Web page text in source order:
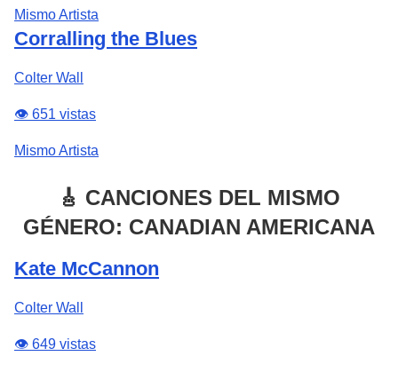
Mismo Artista
Corralling the Blues
Colter Wall
👁️ 651 vistas
Mismo Artista
🎸 CANCIONES DEL MISMO
GÉNERO: CANADIAN AMERICANA
Kate McCannon
Colter Wall
👁️ 649 vistas